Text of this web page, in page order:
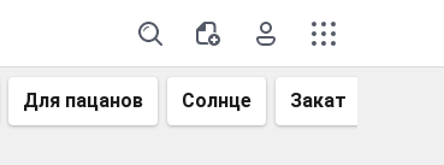
Для пацанов Солнце Закат